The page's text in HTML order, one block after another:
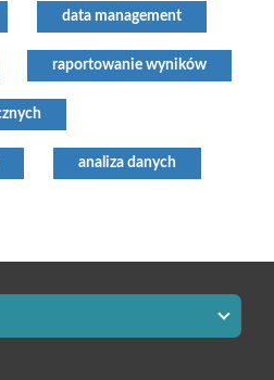
data management
raportowanie wyników
analiza danych